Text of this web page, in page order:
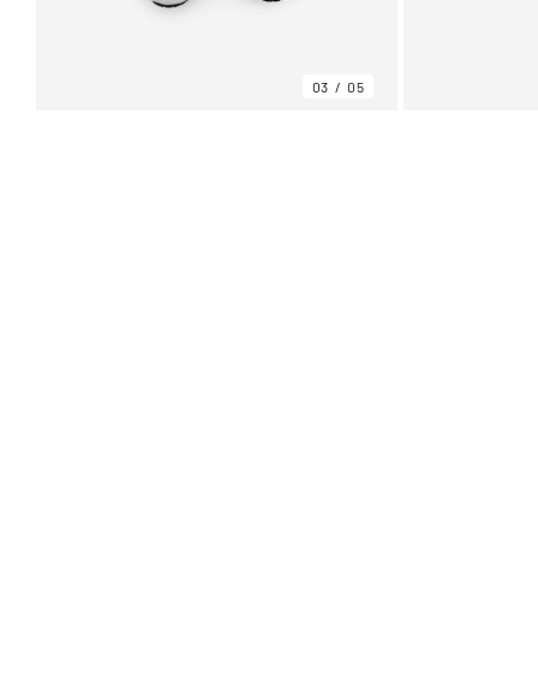
03 05